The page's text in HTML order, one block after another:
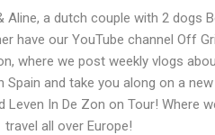
Aline, a dutch couple with 2 dogs
have our YouTube channel Off
where we post weekly vlogs
and take you along on a new
Leven In De Zon on Tour! Where
travel all over Europe!